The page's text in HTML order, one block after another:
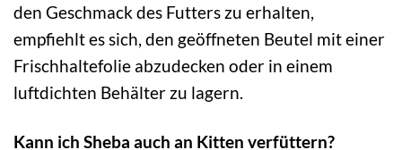
den Geschmack des Futters zu erhalten,
empfiehlt es sich, den geöffneten Beutel mit einer
Frischhaltefolie abzudecken oder in einem
luftdichten Behälter zu lagern.
Kann ich Sheba auch an Kitten verfüttern?